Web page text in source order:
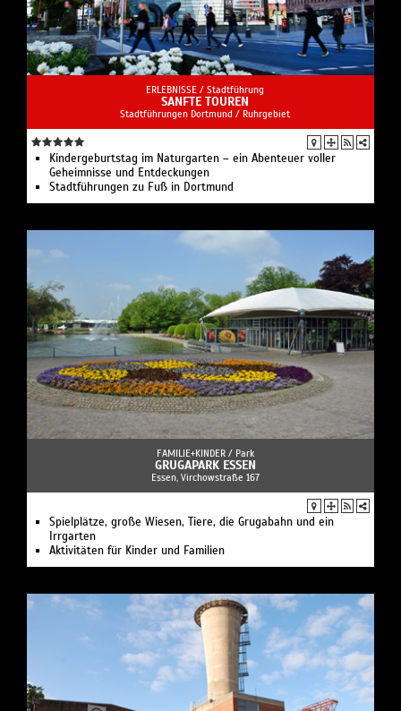
ERLEBNISSE / Stadtführung
SANFTE TOUREN
Stadtführungen Dortmund / Ruhrgebiet
Kindergeburtstag im Naturgarten – ein Abenteuer voller
Geheimnisse und Entdeckungen
Stadtführungen zu Fuß in Dortmund
FAMILIE+KINDER / Park
GRUGAPARK ESSEN
Essen, Virchowstraße 167
Spielplätze, große Wiesen, Tiere, die Grugabahn und ein
Irrgarten
Aktivitäten für Kinder und Familien